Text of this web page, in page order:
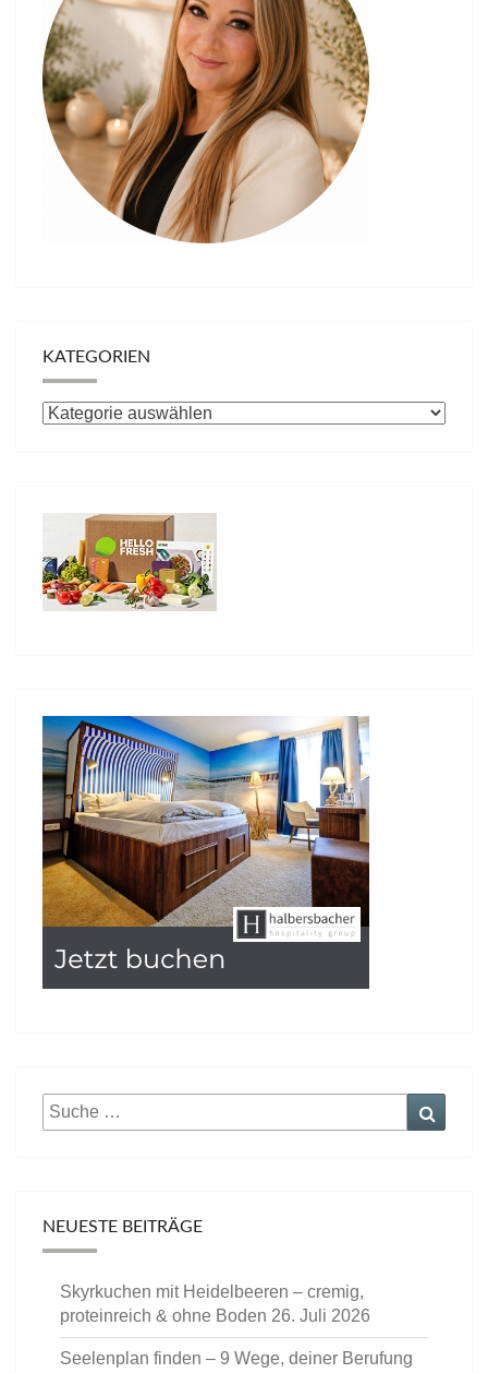
KATEGORIEN
Kategorien
Suche
nach:
NEUESTE BEITRÄGE
Skyrkuchen mit Heidelbeeren – cremig,
proteinreich & ohne Boden 26. Juli 2026
Seelenplan finden – 9 Wege, deiner Berufung